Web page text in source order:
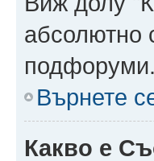
абсолютно
подфоруми.
Върнете
Какво е